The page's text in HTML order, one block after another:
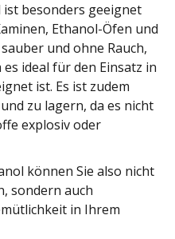
besonders geeignet
Ethanol-Öfen und
und ohne Rauch,
ideal für den Einsatz in
ist. Es ist zudem
zu lagern, da es nicht
explosiv oder
können Sie also nicht
sondern auch
in Ihrem